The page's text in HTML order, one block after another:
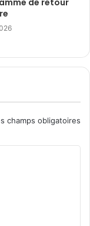
champs obligatoires